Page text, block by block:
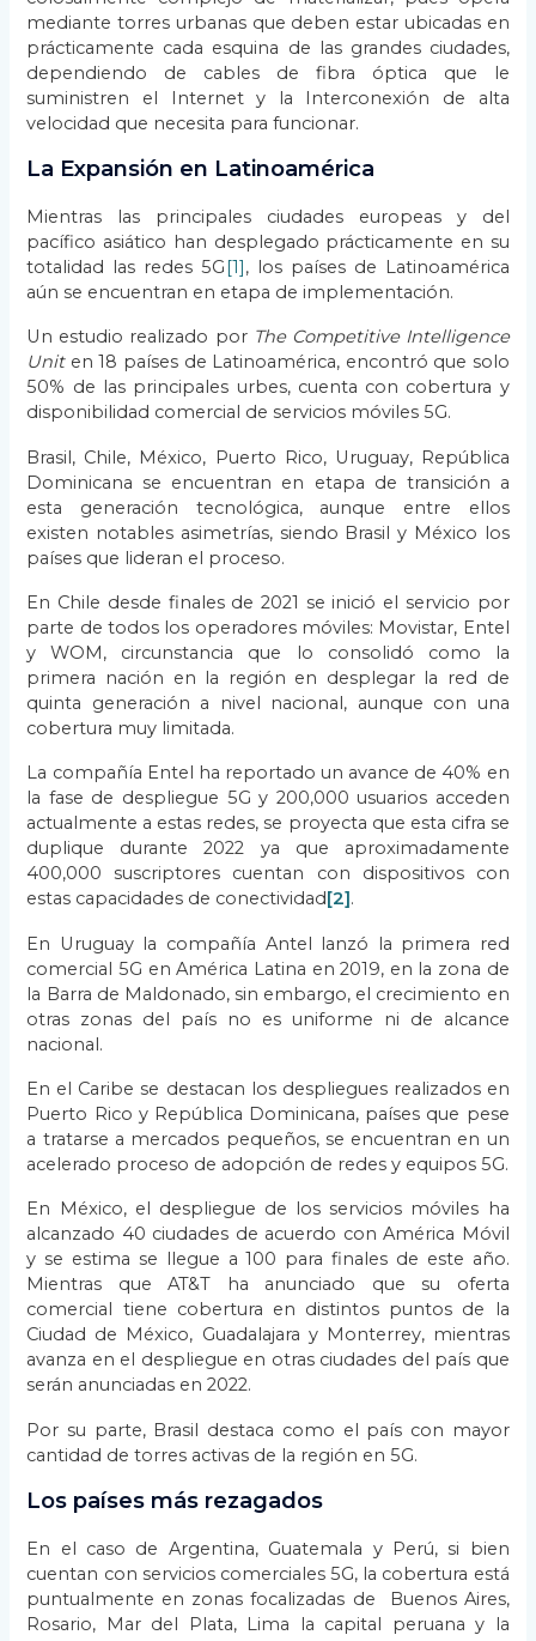
mediante torres urbanas que deben estar ubicadas en
prácticamente cada esquina de las grandes ciudades,
dependiendo de cables de fibra óptica que le
suministren el Internet y la Interconexión de alta
velocidad que necesita para funcionar.
La Expansión en Latinoamérica
Mientras las principales ciudades europeas y del
pacífico asiático han desplegado prácticamente en su
totalidad las redes 5G[1], los países de Latinoamérica
aún se encuentran en etapa de implementación.
Un estudio realizado por The Competitive Intelligence
Uniten 18 países de Latinoamérica, encontró que solo
50% de las principales urbes, cuenta con cobertura y
disponibilidad comercial de servicios móviles 5G.
Brasil, Chile, México, Puerto Rico, Uruguay, República
Dominicana se encuentran en etapa de transición a
esta generación tecnológica, aunque entre ellos
existen notables asimetrías, siendo Brasil y México los
países que lideran el proceso.
En Chile desde finales de 2021 se inició el servicio por
parte de todos los operadores móviles: Movistar, Entel
y WOM, circunstancia que lo consolidó como la
primera nación en la región en desplegar la red de
quinta generación a nivel nacional, aunque con una
cobertura muy limitada.
La compañía Entel ha reportado un avance de 40% en
la fase de despliegue 5G y 200,000 usuarios acceden
actualmente a estas redes, se proyecta que esta cifra se
duplique durante 2022 ya que aproximadamente
400,000 suscriptores cuentan con dispositivos con
estas capacidades de conectividad[2].
En Uruguay la compañía Antel lanzó la primera red
comercial 5G en América Latina en 2019, en la zona de
la Barra de Maldonado, sin embargo, el crecimiento en
otras zonas del país no es uniforme ni de alcance
nacional.
En el Caribe se destacan los despliegues realizados en
Puerto Rico y República Dominicana, países que pese
a tratarse a mercados pequeños, se encuentran en un
acelerado proceso de adopción de redes y equipos 5G.
En México, el despliegue de los servicios móviles ha
alcanzado 40 ciudades de acuerdo con América Móvil
y se estima se llegue a 100 para finales de este año.
Mientras que AT&T ha anunciado que su oferta
comercial tiene cobertura en distintos puntos de la
Ciudad de México, Guadalajara y Monterrey, mientras
avanza en el despliegue en otras ciudades del país que
serán anunciadas en 2022.
Por su parte, Brasil destaca como el país con mayor
cantidad de torres activas de la región en 5G.
Los países más rezagados
En el caso de Argentina, Guatemala y Perú, si bien
cuentan con servicios comerciales 5G, la cobertura está
puntualmente en zonas focalizadas de Buenos Aires,
Rosario, Mar del Plata, Lima la capital peruana y la